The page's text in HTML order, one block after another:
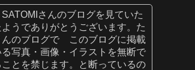
さんのブログを見ていた
うでありがとうございます。た
んのブログで このブログに掲載
る写真・画像・イラストを無断で
とを禁じます。と断っているの